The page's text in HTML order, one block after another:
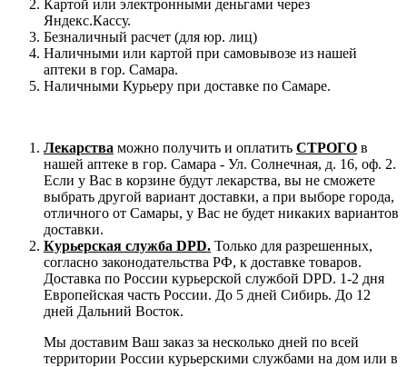
Картой или электронными деньгами через
Яндекс.Кассу.
Безналичный расчет (для юр. лиц)
Наличными или картой при самовывозе из нашей
аптеки в гор. Самара.
Наличными Курьеру при доставке по Самаре.
Лекарства можно получить и оплатить СТРОГО в
нашей аптеке в гор. Самара - Ул. Солнечная, д. 16, оф. 2.
Если у Вас в корзине будут лекарства, вы не сможете
выбрать другой вариант доставки, а при выборе города,
отличного от Самары, у Вас не будет никаких вариантов
доставки.
Курьерская служба DPD. Только для разрешенных,
согласно законодательства РФ, к доставке товаров.
Доставка по России курьерской службой DPD. 1-2 дня
Европейская часть России. До 5 дней Сибирь. До 12
дней Дальний Восток.
Мы доставим Ваш заказ за несколько дней по всей
территории России курьерскими службами на дом или в